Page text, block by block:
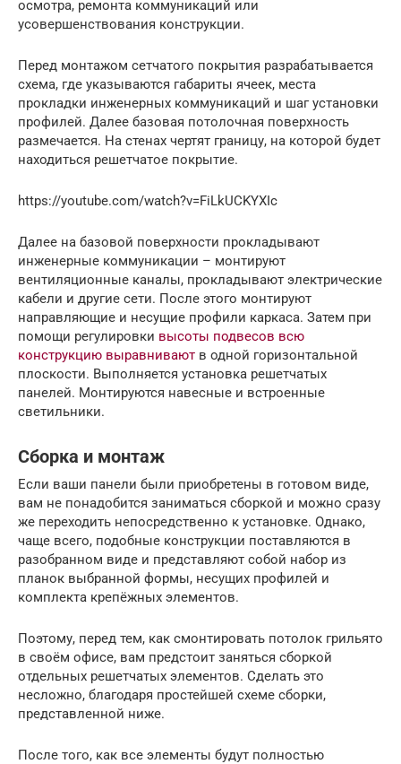
осмотра, ремонта коммуникаций или
усовершенствования конструкции.
Перед монтажом сетчатого покрытия разрабатывается
схема, где указываются габариты ячеек, места
прокладки инженерных коммуникаций и шаг установки
профилей. Далее базовая потолочная поверхность
размечается. На стенах чертят границу, на которой будет
находиться решетчатое покрытие.
https://youtube.com/watch?v=FiLkUCKYXIc
Далее на базовой поверхности прокладывают
инженерные коммуникации – монтируют
вентиляционные каналы, прокладывают электрические
кабели и другие сети. После этого монтируют
направляющие и несущие профили каркаса. Затем при
помощи регулировки высоты подвесов всю
конструкцию выравнивают в одной горизонтальной
плоскости. Выполняется установка решетчатых
панелей. Монтируются навесные и встроенные
светильники.
Сборка и монтаж
Если ваши панели были приобретены в готовом виде,
вам не понадобится заниматься сборкой и можно сразу
же переходить непосредственно к установке. Однако,
чаще всего, подобные конструкции поставляются в
разобранном виде и представляют собой набор из
планок выбранной формы, несущих профилей и
комплекта крепёжных элементов.
Поэтому, перед тем, как смонтировать потолок грильято
в своём офисе, вам предстоит заняться сборкой
отдельных решетчатых элементов. Сделать это
несложно, благодаря простейшей схеме сборки,
представленной ниже.
После того, как все элементы будут полностью